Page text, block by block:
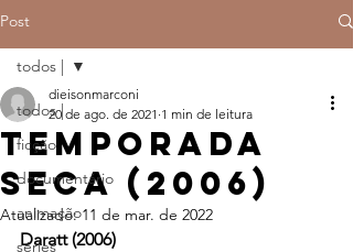
Post
todos |
ficção
documentário
animação
séries
todos |
Temporada
seca (2006)
dieisonmarconi
20 de ago. de 2021 1 min de leitura
Atualizado:11 de mar. de 2022
Daratt (2006)